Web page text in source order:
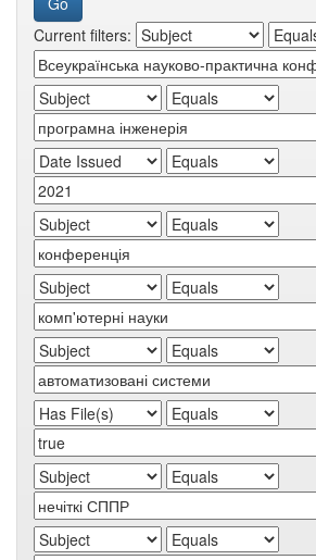
Current filters: